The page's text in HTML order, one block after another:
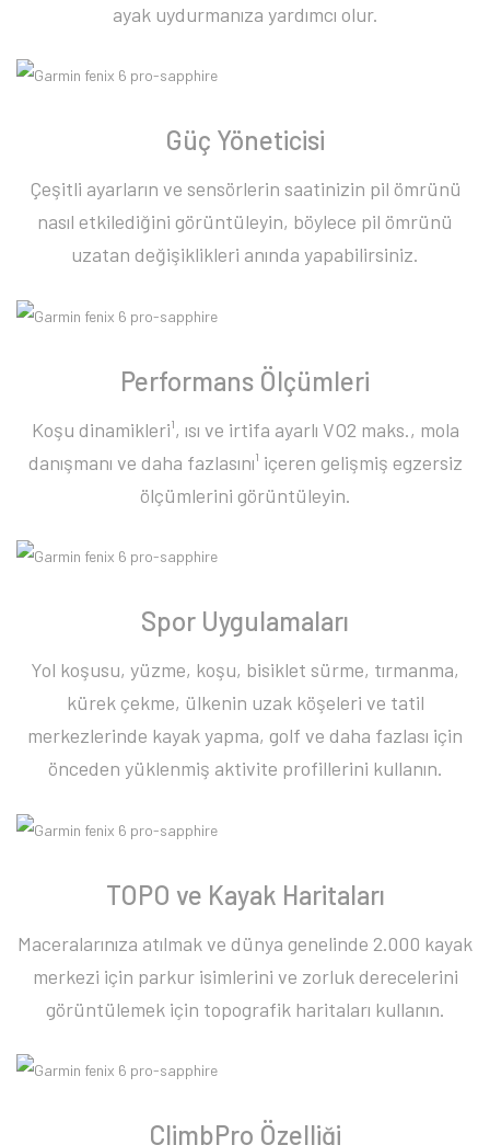
ayak uydurmanıza yardımcı olur.
Güç Yöneticisi
Çeşitli ayarların ve sensörlerin saatinizin pil ömrünü
nasıl etkilediğini görüntüleyin, böylece pil ömrünü
uzatan değişiklikleri anında yapabilirsiniz.
Performans Ölçümleri
Koşu dinamikleri¹, ısı ve irtifa ayarlı VO2 maks., mola
danışmanı ve daha fazlasını¹ içeren gelişmiş egzersiz
ölçümlerini görüntüleyin.
Spor Uygulamaları
Yol koşusu, yüzme, koşu, bisiklet sürme, tırmanma,
kürek çekme, ülkenin uzak köşeleri ve tatil
merkezlerinde kayak yapma, golf ve daha fazlası için
önceden yüklenmiş aktivite profillerini kullanın.
TOPO ve Kayak Haritaları
Maceralarınıza atılmak ve dünya genelinde 2.000 kayak
merkezi için parkur isimlerini ve zorluk derecelerini
görüntülemek için topografik haritaları kullanın.
ClimbPro Özelliği